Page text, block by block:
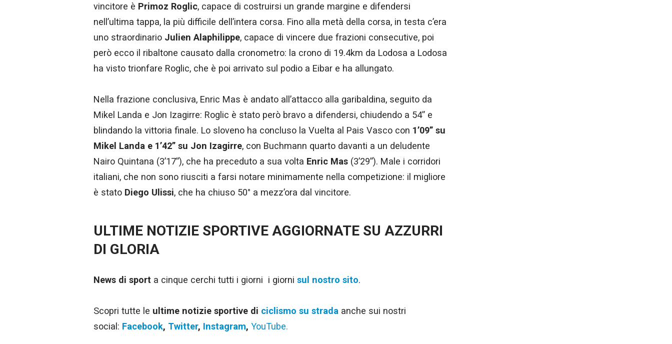
vincitore è Primoz Roglic, capace di costruirsi un grande margine e difendersi
nell’ultima tappa, la più difficile dell’intera corsa. Fino alla metà della corsa, in testa c’era
uno straordinario Julien Alaphilippe, capace di vincere due frazioni consecutive, poi
però ecco il ribaltone causato dalla cronometro: la crono di 19.4km da Lodosa a Lodosa
ha visto trionfare Roglic, che è poi arrivato sul podio a Eibar e ha allungato.
Nella frazione conclusiva, Enric Mas è andato all’attacco alla garibaldina, seguito da
Mikel Landa e Jon Izagirre: Roglic è stato però bravo a difendersi, chiudendo a 54” e
blindando la vittoria finale. Lo sloveno ha concluso la Vuelta al Pais Vasco con 1’09” su
Mikel Landa e 1’42” su Jon Izagirre, con Buchmann quarto davanti a un deludente
Nairo Quintana (3’17”), che ha preceduto a sua volta Enric Mas (3’29”). Male i corridori
italiani, che non sono riusciti a farsi notare minimamente nella competizione: il migliore
è stato Diego Ulissi, che ha chiuso 50° a mezz’ora dal vincitore.
ULTIME NOTIZIE SPORTIVE AGGIORNATE SU AZZURRI
DI GLORIA
News di sport a cinque cerchi tutti i giorni i giorni sul nostro sito.
Scopri tutte le ultime notizie sportive di ciclismo su strada anche sui nostri
social: Facebook, Twitter, Instagram, YouTube.